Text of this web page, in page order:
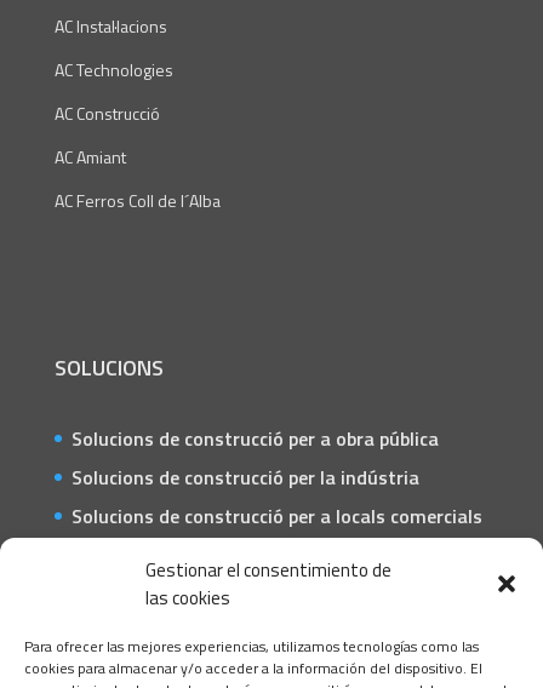
Gestionar el consentimiento de
las cookies
Para ofrecer las mejores experiencias, utilizamos tecnologías como las
cookies para almacenar y/o acceder a la información del dispositivo. El
AC Instal·lacions
AC Technologies
AC Construcció
AC Amiant
AC Ferros Coll de l´Alba
SOLUCIONS
Solucions de construcció per a obra pública
Solucions de construcció per la indústria
Solucions de construcció per a locals comercials
i negocis
Solucions de construcció per a particulars
CONTACTE